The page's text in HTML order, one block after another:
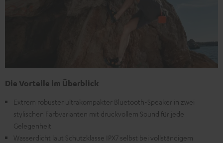
Die Vorteile im Überblick
Extrem robuster ultrakompakter Bluetooth-Speaker in zwei
stylischen Farbvarianten mit druckvollem Sound für jede
Gelegenheit
Wasserdicht laut Schutzklasse IPX7 selbst bei vollständigem